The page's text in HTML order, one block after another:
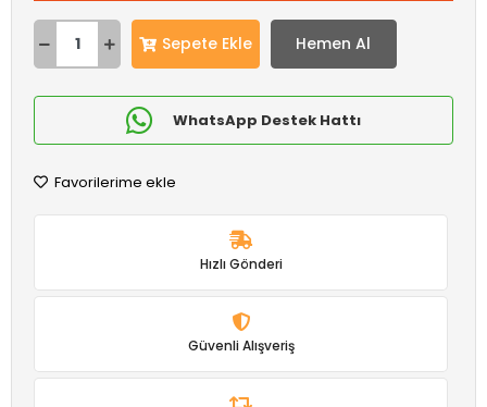
Sepete Ekle Hemen Al
WhatsApp Destek Hattı
Favorilerime ekle
Hızlı Gönderi
Güvenli Alışveriş